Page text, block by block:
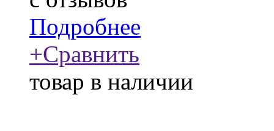
Подробнее
+Сравнить
товар в наличии